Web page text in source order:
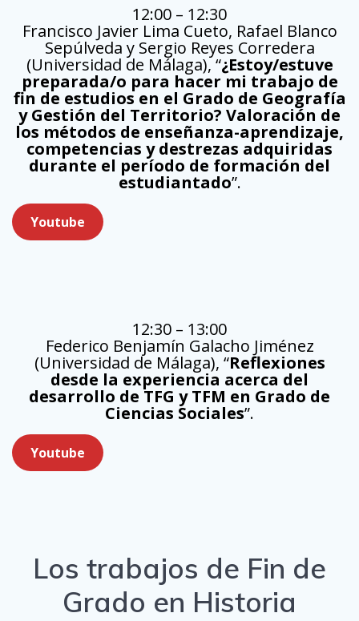
12:00 – 12:30
Francisco Javier Lima Cueto, Rafael Blanco
Sepúlveda y Sergio Reyes Corredera
(Universidad de Málaga), “¿Estoy/estuve
preparada/o para hacer mi trabajo de
fin de estudios en el Grado de Geografía
y Gestión del Territorio? Valoración de
los métodos de enseñanza-aprendizaje,
competencias y destrezas adquiridas
durante el período de formación del
estudiantado”.
Youtube
12:30 – 13:00
Federico Benjamín Galacho Jiménez
(Universidad de Málaga), “Reflexiones
desde la experiencia acerca del
desarrollo de TFG y TFM en Grado de
Ciencias Sociales”.
Youtube
Los trabajos de Fin de
Grado en Historia